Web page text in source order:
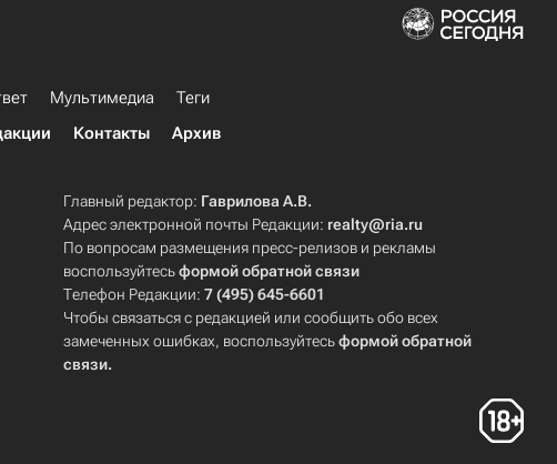
Мультимедиа
Теги
Контакты Архив
Главный редактор: Гаврилова А.В.
Адрес электронной почты Редакции: realty@ria.ru
По вопросам размещения пресс-релизов и рекламы
воспользуйтесьформой обратной связи
Телефон Редакции:7 (495) 645-6601
Чтобы связаться с редакцией или сообщить обо всех
замеченных ошибках, воспользуйтесьформой обратной
связи.